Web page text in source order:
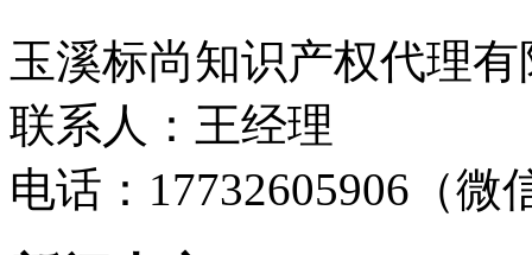
玉溪标尚知识产权代理
联系人：王经理
电话：17732605906（微